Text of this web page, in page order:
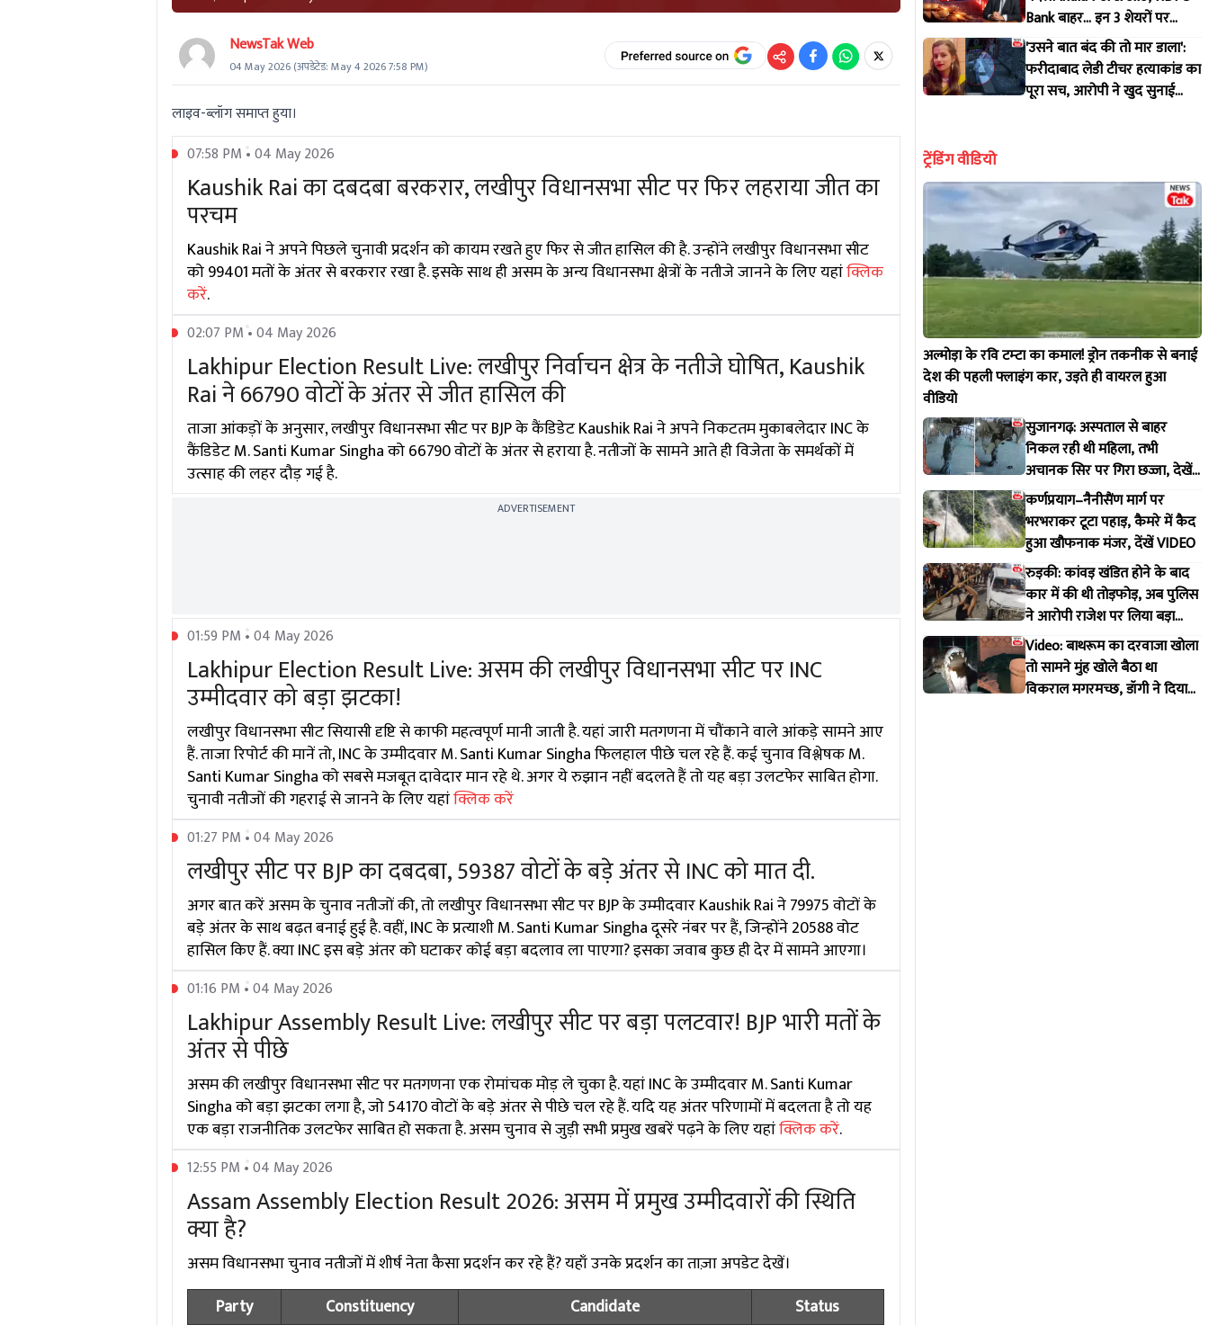
NewsTak Web
04 May 2026(अपडेटेड: May 4 2026 7:58 PM)
लाइव-ब्लॉग समाप्त हुया।
07:58 PM • 04 May 2026
Kaushik Rai का दबदबा बरकरार, लखीपुर विधानसभा सीट पर फिर लहराया जीत का
परचम
Kaushik Rai ने अपने पिछले चुनावी प्रदर्शन को कायम रखते हुए फिर से जीत हासिल की है. उन्होंने लखीपुर विधानसभा सीट
को 99401 मतों के अंतर से बरकरार रखा है. इसके साथ ही असम के अन्य विधानसभा क्षेत्रों के नतीजे जानने के लिए यहांक्लिक
करें.
02:07 PM • 04 May 2026
Lakhipur Election Result Live: लखीपुर निर्वाचन क्षेत्र के नतीजे घोषित, Kaushik
Rai ने 66790 वोटों के अंतर से जीत हासिल की
ताजा आंकड़ों के अनुसार, लखीपुर विधानसभा सीट पर BJP के कैंडिडेट Kaushik Rai ने अपने निकटतम मुकाबलेदार INC के
कैंडिडेट M. Santi Kumar Singha को 66790 वोटों के अंतर से हराया है. नतीजों के सामने आते ही विजेता के समर्थकों में
उत्साह की लहर दौड़ गई है.
ADVERTISEMENT
01:59 PM • 04 May 2026
Lakhipur Election Result Live: असम की लखीपुर विधानसभा सीट पर INC
उम्मीदवार को बड़ा झटका!
लखीपुर विधानसभा सीट सियासी दृष्टि से काफी महत्वपूर्ण मानी जाती है. यहां जारी मतगणना में चौंकाने वाले आंकड़े सामने आए
हैं. ताजा रिपोर्ट की मानें तो, INC के उम्मीदवार M. Santi Kumar Singha फिलहाल पीछे चल रहे हैं. कई चुनाव विश्लेषक M.
Santi Kumar Singha को सबसे मजबूत दावेदार मान रहे थे. अगर ये रुझान नहीं बदलते हैं तो यह बड़ा उलटफेर साबित होगा.
चुनावी नतीजों की गहराई से जानने के लिए यहांक्लिक करें
01:27 PM • 04 May 2026
लखीपुर सीट पर BJP का दबदबा, 59387 वोटों के बड़े अंतर से INC को मात दी.
अगर बात करें असम के चुनाव नतीजों की, तो लखीपुर विधानसभा सीट पर BJP के उम्मीदवार Kaushik Rai ने 79975 वोटों के
बड़े अंतर के साथ बढ़त बनाई हुई है. वहीं, INC के प्रत्याशी M. Santi Kumar Singha दूसरे नंबर पर हैं, जिन्होंने 20588 वोट
हासिल किए हैं. क्या INC इस बड़े अंतर को घटाकर कोई बड़ा बदलाव ला पाएगा? इसका जवाब कुछ ही देर में सामने आएगा।
01:16 PM • 04 May 2026
Lakhipur Assembly Result Live: लखीपुर सीट पर बड़ा पलटवार! BJP भारी मतों के
अंतर से पीछे
असम की लखीपुर विधानसभा सीट पर मतगणना एक रोमांचक मोड़ ले चुका है. यहां INC के उम्मीदवार M. Santi Kumar
Singha को बड़ा झटका लगा है, जो 54170 वोटों के बड़े अंतर से पीछे चल रहे हैं. यदि यह अंतर परिणामों में बदलता है तो यह
एक बड़ा राजनीतिक उलटफेर साबित हो सकता है. असम चुनाव से जुड़ी सभी प्रमुख खबरें पढ़ने के लिए यहांक्लिक करें.
12:55 PM • 04 May 2026
Assam Assembly Election Result 2026: असम में प्रमुख उम्मीदवारों की स्थिति
क्या है?
असम विधानसभा चुनाव नतीजों में शीर्ष नेता कैसा प्रदर्शन कर रहे हैं? यहाँ उनके प्रदर्शन का ताज़ा अपडेट देखें।
Party
Constituency Candidate
Status
Bank बाहर... इन 3 शेयरों पर
बढ़ाया भरोसा !
'उसने बात बंद की तो मार डाला':
फरीदाबाद लेडी टीचर हत्याकांड का
पूरा सच, आरोपी ने खुद सुनाई
ट्रेंडिंग वीडियो
अल्मोड़ा के रवि टम्टा का कमाल! ड्रोन तकनीक से बनाई
देश की पहली फ्लाइंग कार, उड़ते ही वायरल हुआ
वीडियो
सुजानगढ़: अस्पताल से बाहर
निकल रही थी महिला, तभी
अचानक सिर पर गिरा छज्जा, देखें
VIDEO
कर्णप्रयाग–नैनीसैंण मार्ग पर
भरभराकर टूटा पहाड़, कैमरे में कैद
हुआ खौफनाक मंजर, देंखें VIDEO
रुड़की: कांवड़ खंडित होने के बाद
कार में की थी तोड़फोड़, अब पुलिस
ने आरोपी राजेश पर लिया बड़ा
एक्शन
Video: बाथरूम का दरवाजा खोला
तो सामने मुंह खोले बैठा था
विकराल मगरमच्छ, डॉगी ने दिया